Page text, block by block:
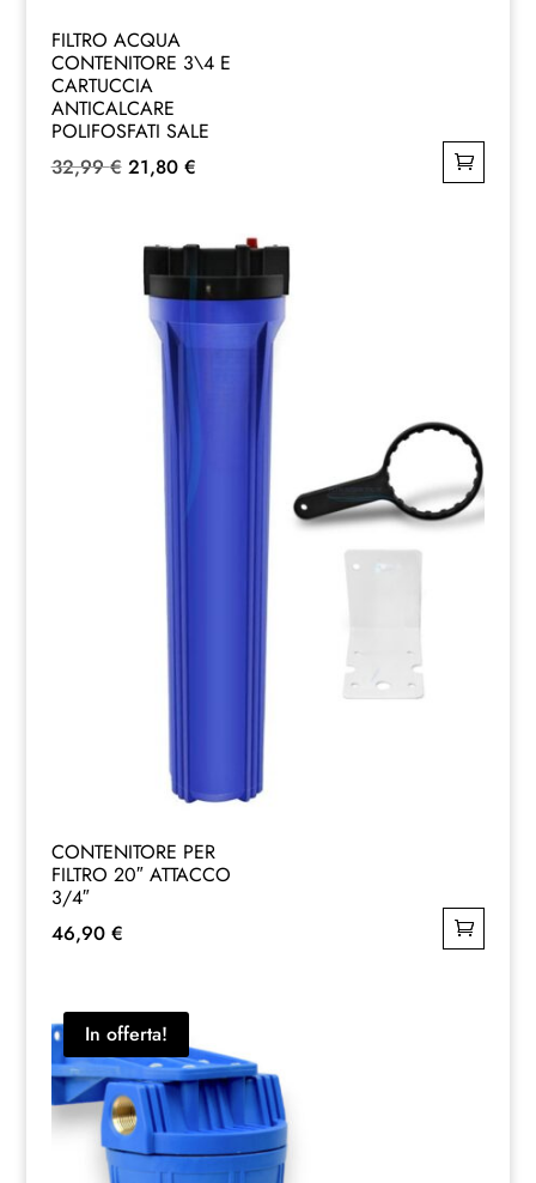
FILTRO ACQUA
CONTENITORE 3\4 E
CARTUCCIA
ANTICALCARE
POLIFOSFATI SALE
32,99€ Il
era:
32,99 €.
21,80 €Il
è:
21,80 €.
CONTENITORE PER
FILTRO 20″ ATTACCO
3/4″
46,90 €
In offerta!